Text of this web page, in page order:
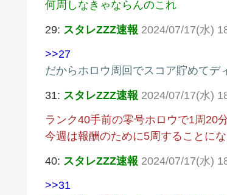
何周しなきゃならんのこれ
29: スタレZZZ速報 2024/07/17(水)
>>27
だからホロウ周回でスコア貯めてデ
31: スタレZZZ速報 2024/07/17(水)
ランク40手前の零号ホロウで1周20
今週は報酬のために5周することに
40: スタレZZZ速報 2024/07/17(水)
>>31